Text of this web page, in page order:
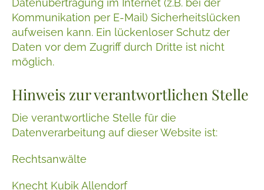
Datenübertragung im Internet (z.B. bei der
Kommunikation per E-Mail) Sicherheitslücken
aufweisen kann. Ein lückenloser Schutz der
Daten vor dem Zugriff durch Dritte ist nicht
möglich.
Hinweis zur verantwortlichen Stelle
Die verantwortliche Stelle für die
Datenverarbeitung auf dieser Website ist:
Rechtsanwälte
Knecht Kubik Allendorf